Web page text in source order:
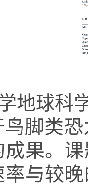
地球科
脚类
果。
与较